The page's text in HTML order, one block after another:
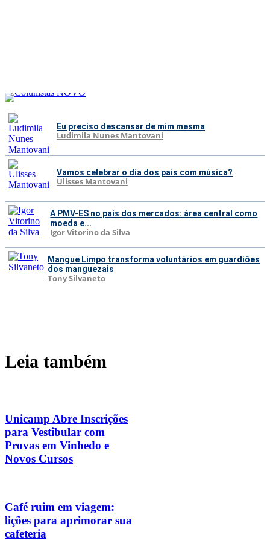
Eu preciso descansar de mim mesma
Ludimila Nunes Mantovani
Vamos celebrar o dia dos pais com música?
Ulisses Mantovani
A PMV-ES no país dos mercados: área central como
moeda e...
Igor Vitorino da Silva
Mangue Limpo transforma voluntários em guardiões
dos manguezais
Tony Silvaneto
Leia também
Unicamp Abre Inscrições
para Vestibular com
Provas em Vinhedo e
Novos Cursos
Café ruim em viagem:
lições para aprimorar sua
cafeteria